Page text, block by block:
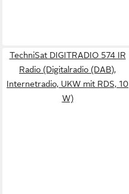
TechniSat DIGITRADIO 574 IR
Radio (Digitalradio (DAB),
Internetradio, UKW mit RDS, 10
W)